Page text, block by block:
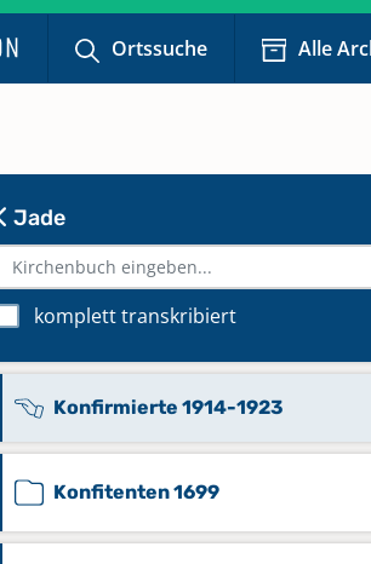
Ortssuche Alle
Jade
komplett transkribiert
Konfirmierte (inklusive Register)
1867-1887
Konfirmierte 1840-1866
Konfirmierte 1888-1913
Konfirmierte 1914-1923
Konfitenten 1699